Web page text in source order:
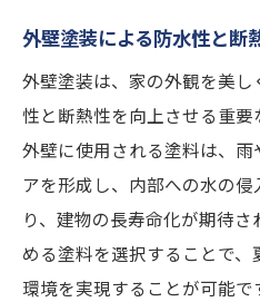
効果的な塗装技術
高品質な塗料選び
外壁塗装で防水性
プロに任せること
外構工事によるエコロ
再生可能エネルギ
省エネを促進する
外壁塗装による防水性と断
外壁塗装は、家の外観を美
性と断熱性を向上させる重
外壁に使用される塗料は、
アを形成し、内部への水の侵
り、建物の長寿命化が期待
める塗料を選択することで
環境を実現することが可能